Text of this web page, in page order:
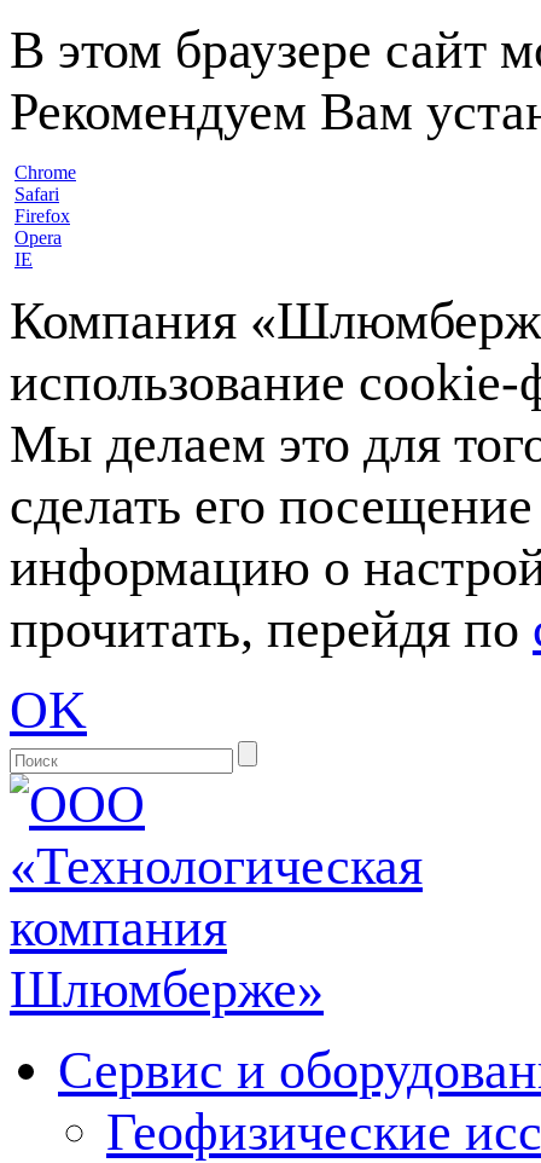
В этом браузере сайт
Рекомендуем Вам
Chrome
Safari
Firefox
Opera
IE
Компания
использование
Мы делаем это для
сделать его
информацию о
прочитать, перейдя по
OK
Сервис и
Геофизические